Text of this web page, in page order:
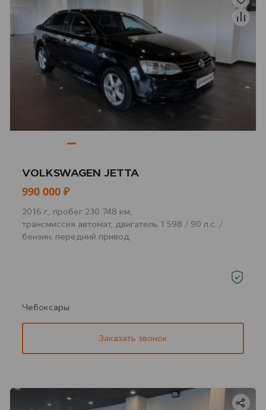
VOLKSWAGEN JETTA
990 000 ₽
2016 г., пробег 230 748 км,
трансмиссия автомат, двигатель 1 598 / 90 л.с. /
бензин, передний привод
Чебоксары
Заказать звонок